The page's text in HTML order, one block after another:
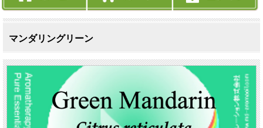
マンダリングリーン